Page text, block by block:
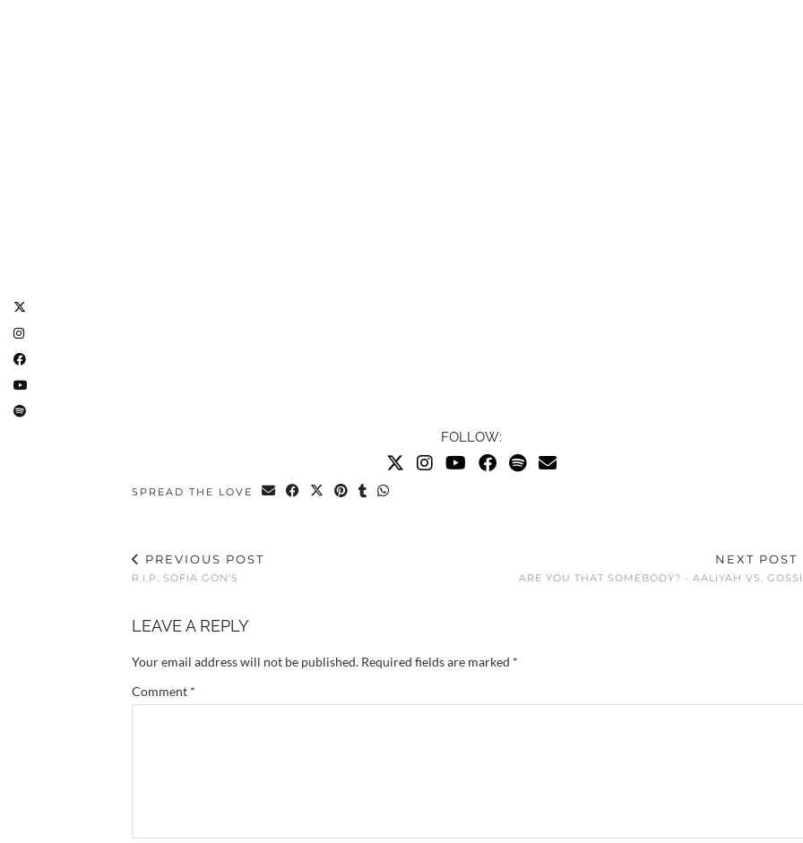
FOLLOW:
SPREAD THE LOVE
PREVIOUS POST
R.I.P. SOFIA GON'S
NEXT POST
ARE YOU THAT SOMEBODY? - AALIYAH VS.
LEAVE A REPLY
Your email address will not be published. Required fields are marked *
Comment *